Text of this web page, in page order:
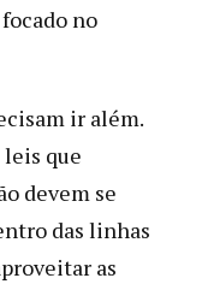
no
ir além.
que
devem se
das linhas
as